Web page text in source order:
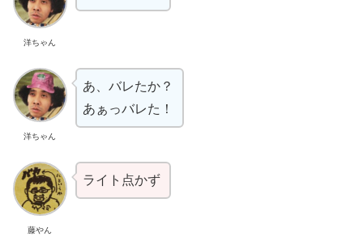
洋ちゃん
洋ちゃん
あ、バレたか？
あぁっバレた！
藤やん
ライト点かず